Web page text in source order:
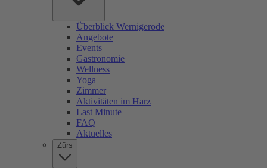
Überblick Wernigerode
Angebote
Events
Gastronomie
Wellness
Yoga
Zimmer
Aktivitäten im Harz
Last Minute
FAQ
Aktuelles
Zürs